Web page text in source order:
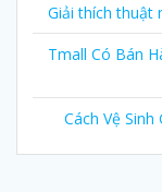
Giải thích thuật
Tmall Có Bán
Cách Vệ